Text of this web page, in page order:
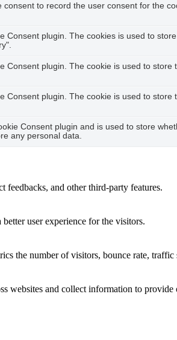
consent to record the user consent for the
Consent plugin. The cookies is used to
Consent plugin. The cookie is used to
Consent plugin. The cookie is used to
Consent plugin and is used to store
any personal data.
and other third-party features.
user experience for the visitors.
the number of visitors, bounce rate, traffic
websites and collect information to provide